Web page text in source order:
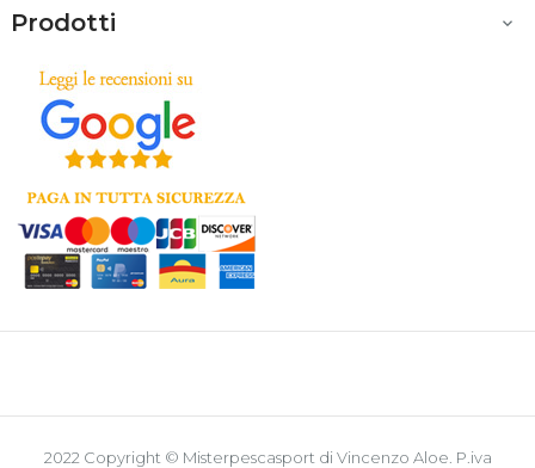
Prodotti 
2022 Copyright © Misterpescasport di Vincenzo Aloe. P.iva